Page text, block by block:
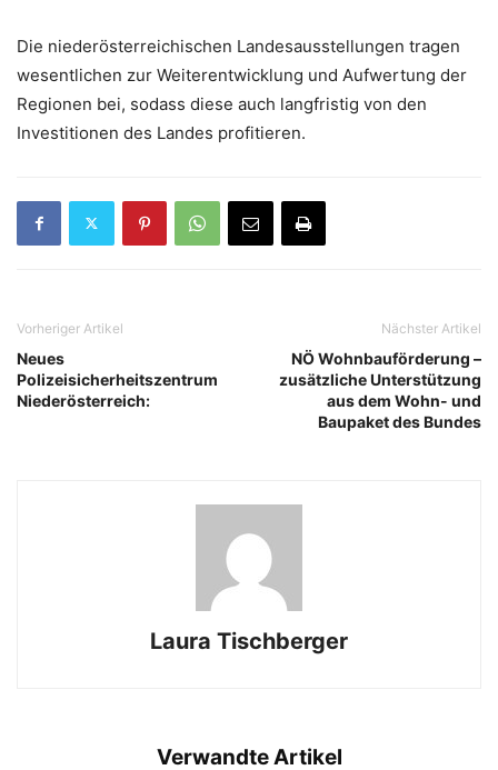
Die niederösterreichischen Landesausstellungen tragen
wesentlichen zur Weiterentwicklung und Aufwertung der
Regionen bei, sodass diese auch langfristig von den
Investitionen des Landes profitieren.
Vorheriger Artikel
Neues
Polizeisicherheitszentrum
Niederösterreich:
Nächster Artikel
NÖ Wohnbauförderung –
zusätzliche Unterstützung
aus dem Wohn- und
Baupaket des Bundes
Laura Tischberger
Verwandte Artikel